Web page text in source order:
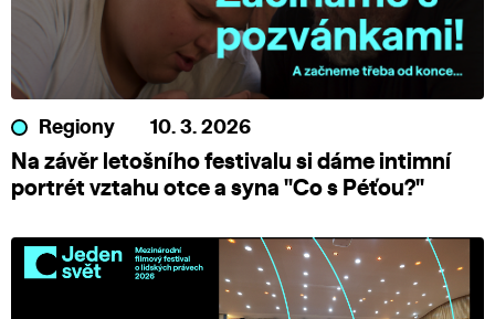
Regiony 10. 3. 2026
Na závěr letošního festivalu si dáme intimní
portrét vztahu otce a syna "Co s Péťou?"